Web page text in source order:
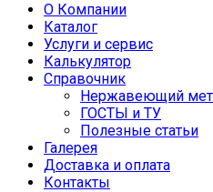
О Компании
Каталог
Услуги и сервис
Калькулятор
Справочник
Нержавеющий
ГОСТЫ и ТУ
Полезные статьи
Галерея
Доставка и оплата
Контакты